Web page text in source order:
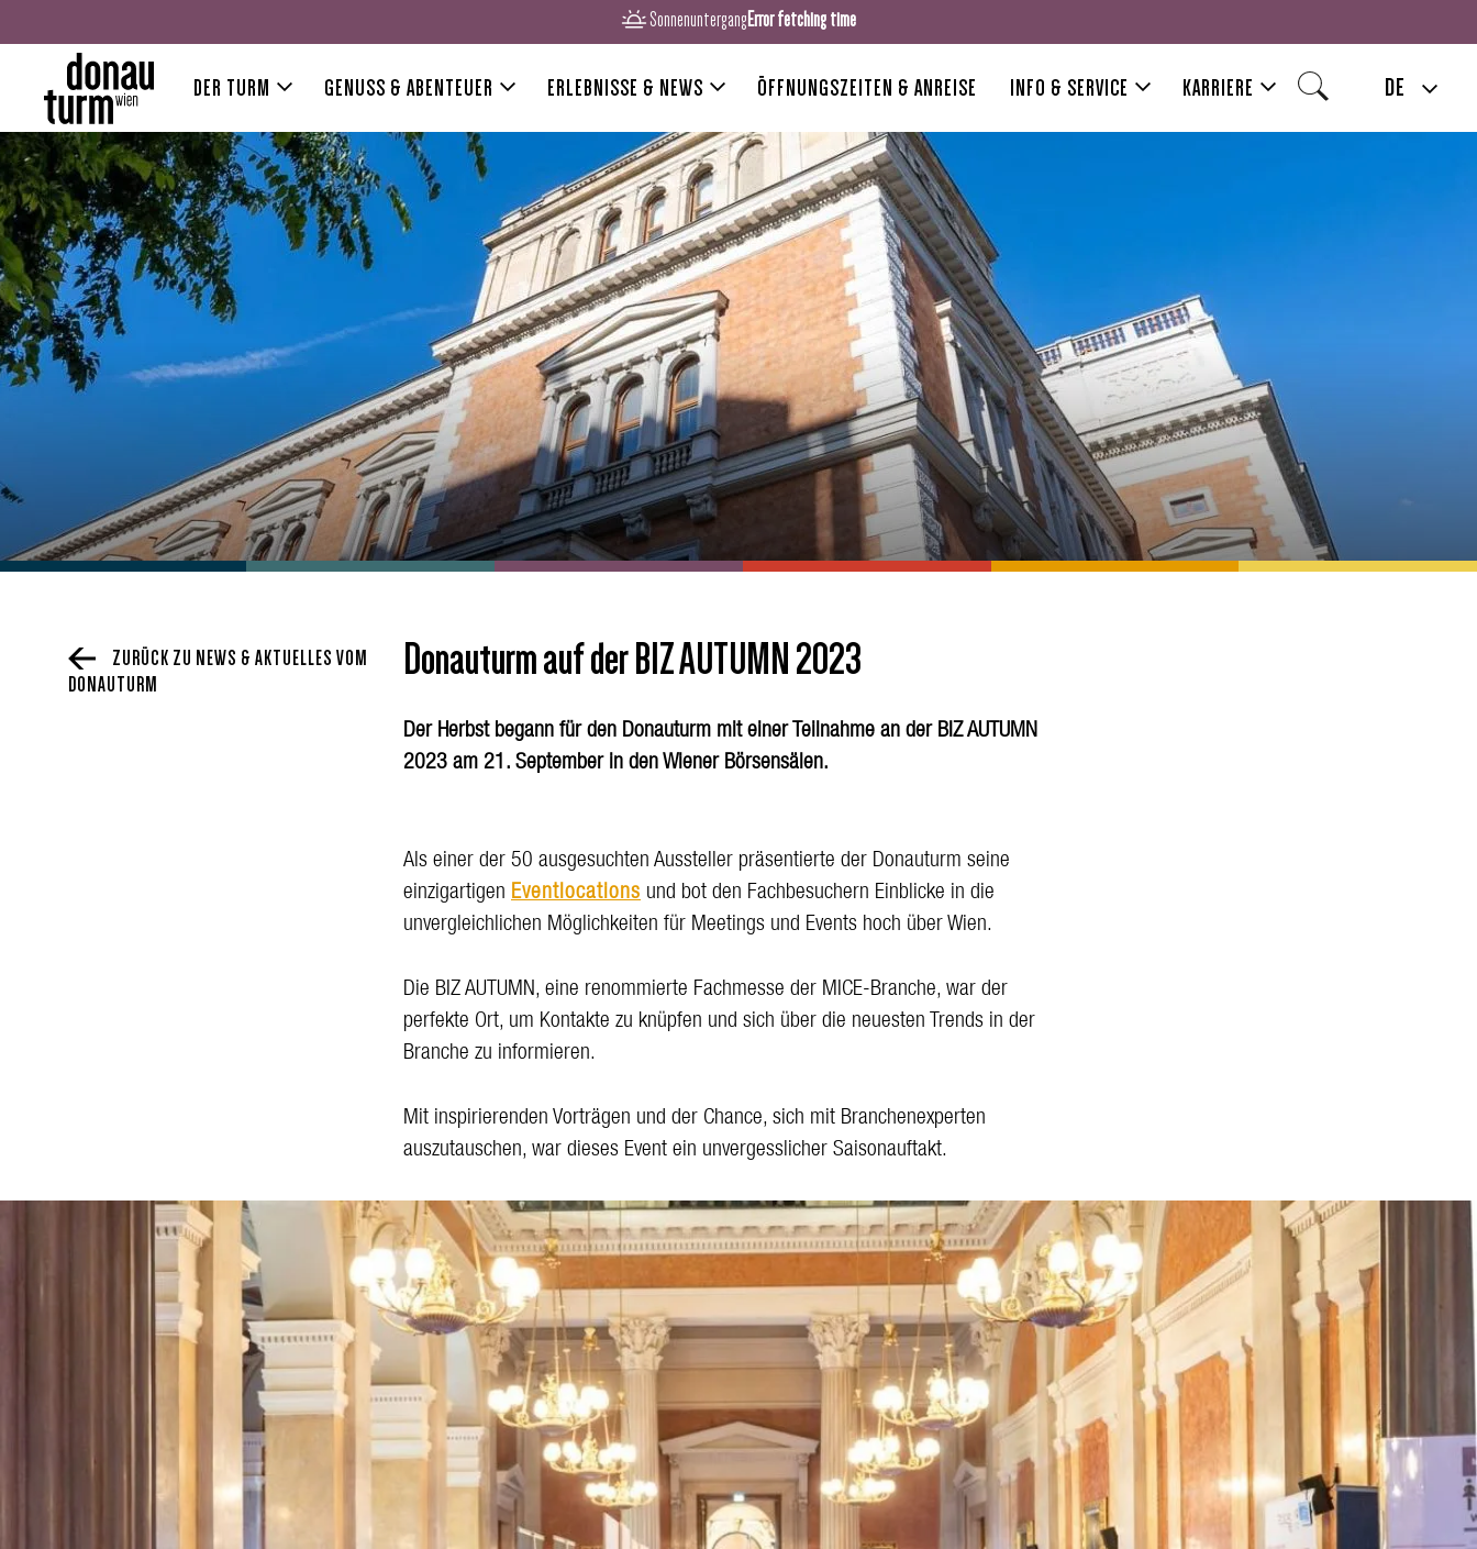
SonnenuntergangError fetching time
DER TURM GENUSS & ABENTEUER ERLEBNISSE & NEWS ÖFFNUNGSZEITEN & ANREISE INFO & SERVICE KARRIERE DE
ZURÜCK ZU NEWS & AKTUELLES VOM
DONAUTURM
Donauturm auf der BIZ AUTUMN 2023
Der Herbst begann für den Donauturm mit einer Teilnahme an der BIZ AUTUMN
2023 am 21. September in den Wiener Börsensälen.
Als einer der 50 ausgesuchten Aussteller präsentierte der Donauturm seine
einzigartigen Eventlocations und bot den Fachbesuchern Einblicke in die
unvergleichlichen Möglichkeiten für Meetings und Events hoch über Wien.
Die BIZ AUTUMN, eine renommierte Fachmesse der MICE-Branche, war der
perfekte Ort, um Kontakte zu knüpfen und sich über die neuesten Trends in der
Branche zu informieren.
Mit inspirierenden Vorträgen und der Chance, sich mit Branchenexperten
auszutauschen, war dieses Event ein unvergesslicher Saisonauftakt.